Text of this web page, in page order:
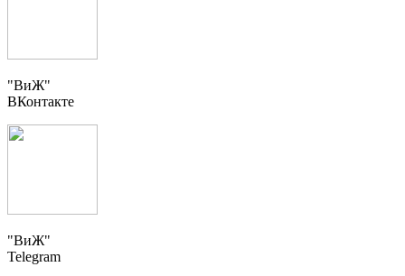
"ВиЖ"
ВКонтакте
"ВиЖ"
Telegram